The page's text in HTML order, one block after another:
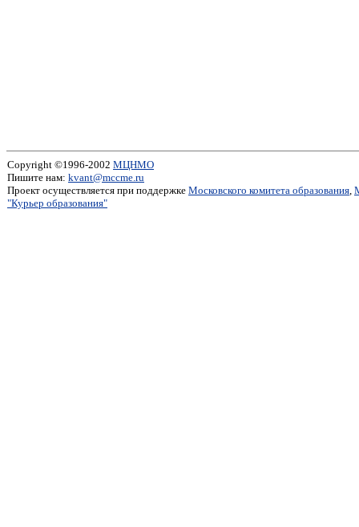
Copyright ©1996-2002 МЦНМО
Пишите нам: kvant@mccme.ru
Проект осуществляется при поддержке Московского комитета образования,
"Курьер образования"